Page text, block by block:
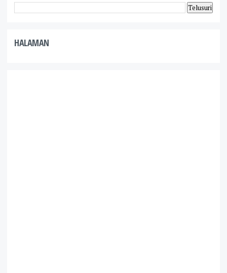
HALAMAN